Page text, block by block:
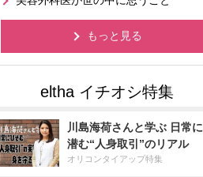
もっと見る
川島海荷さんと学ぶ 日常に
潜む“人身取引”のリアル
オリコンタイアップ特集